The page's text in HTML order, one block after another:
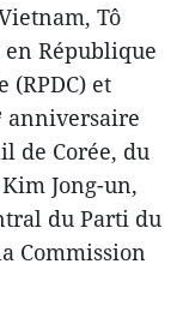
Tô
République
(RPDC) et
anniversaire
de Corée, du
Jong-un,
du Parti du
Commission